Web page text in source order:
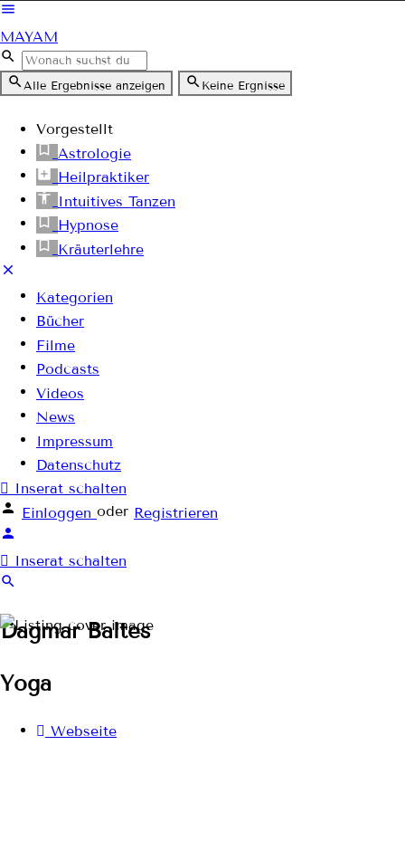
MAYAM
Alle Ergebnisse anzeigen Keine Ergnisse
Vorgestellt
Astrologie
Heilpraktiker
Intuitives Tanzen
Hypnose
Kräuterlehre
Kategorien
Bücher
Filme
Podcasts
Videos
News
Impressum
Datenschutz
Inserat schalten
Einloggen oder Registrieren
Inserat schalten
Dagmar Baltes
Yoga
Webseite